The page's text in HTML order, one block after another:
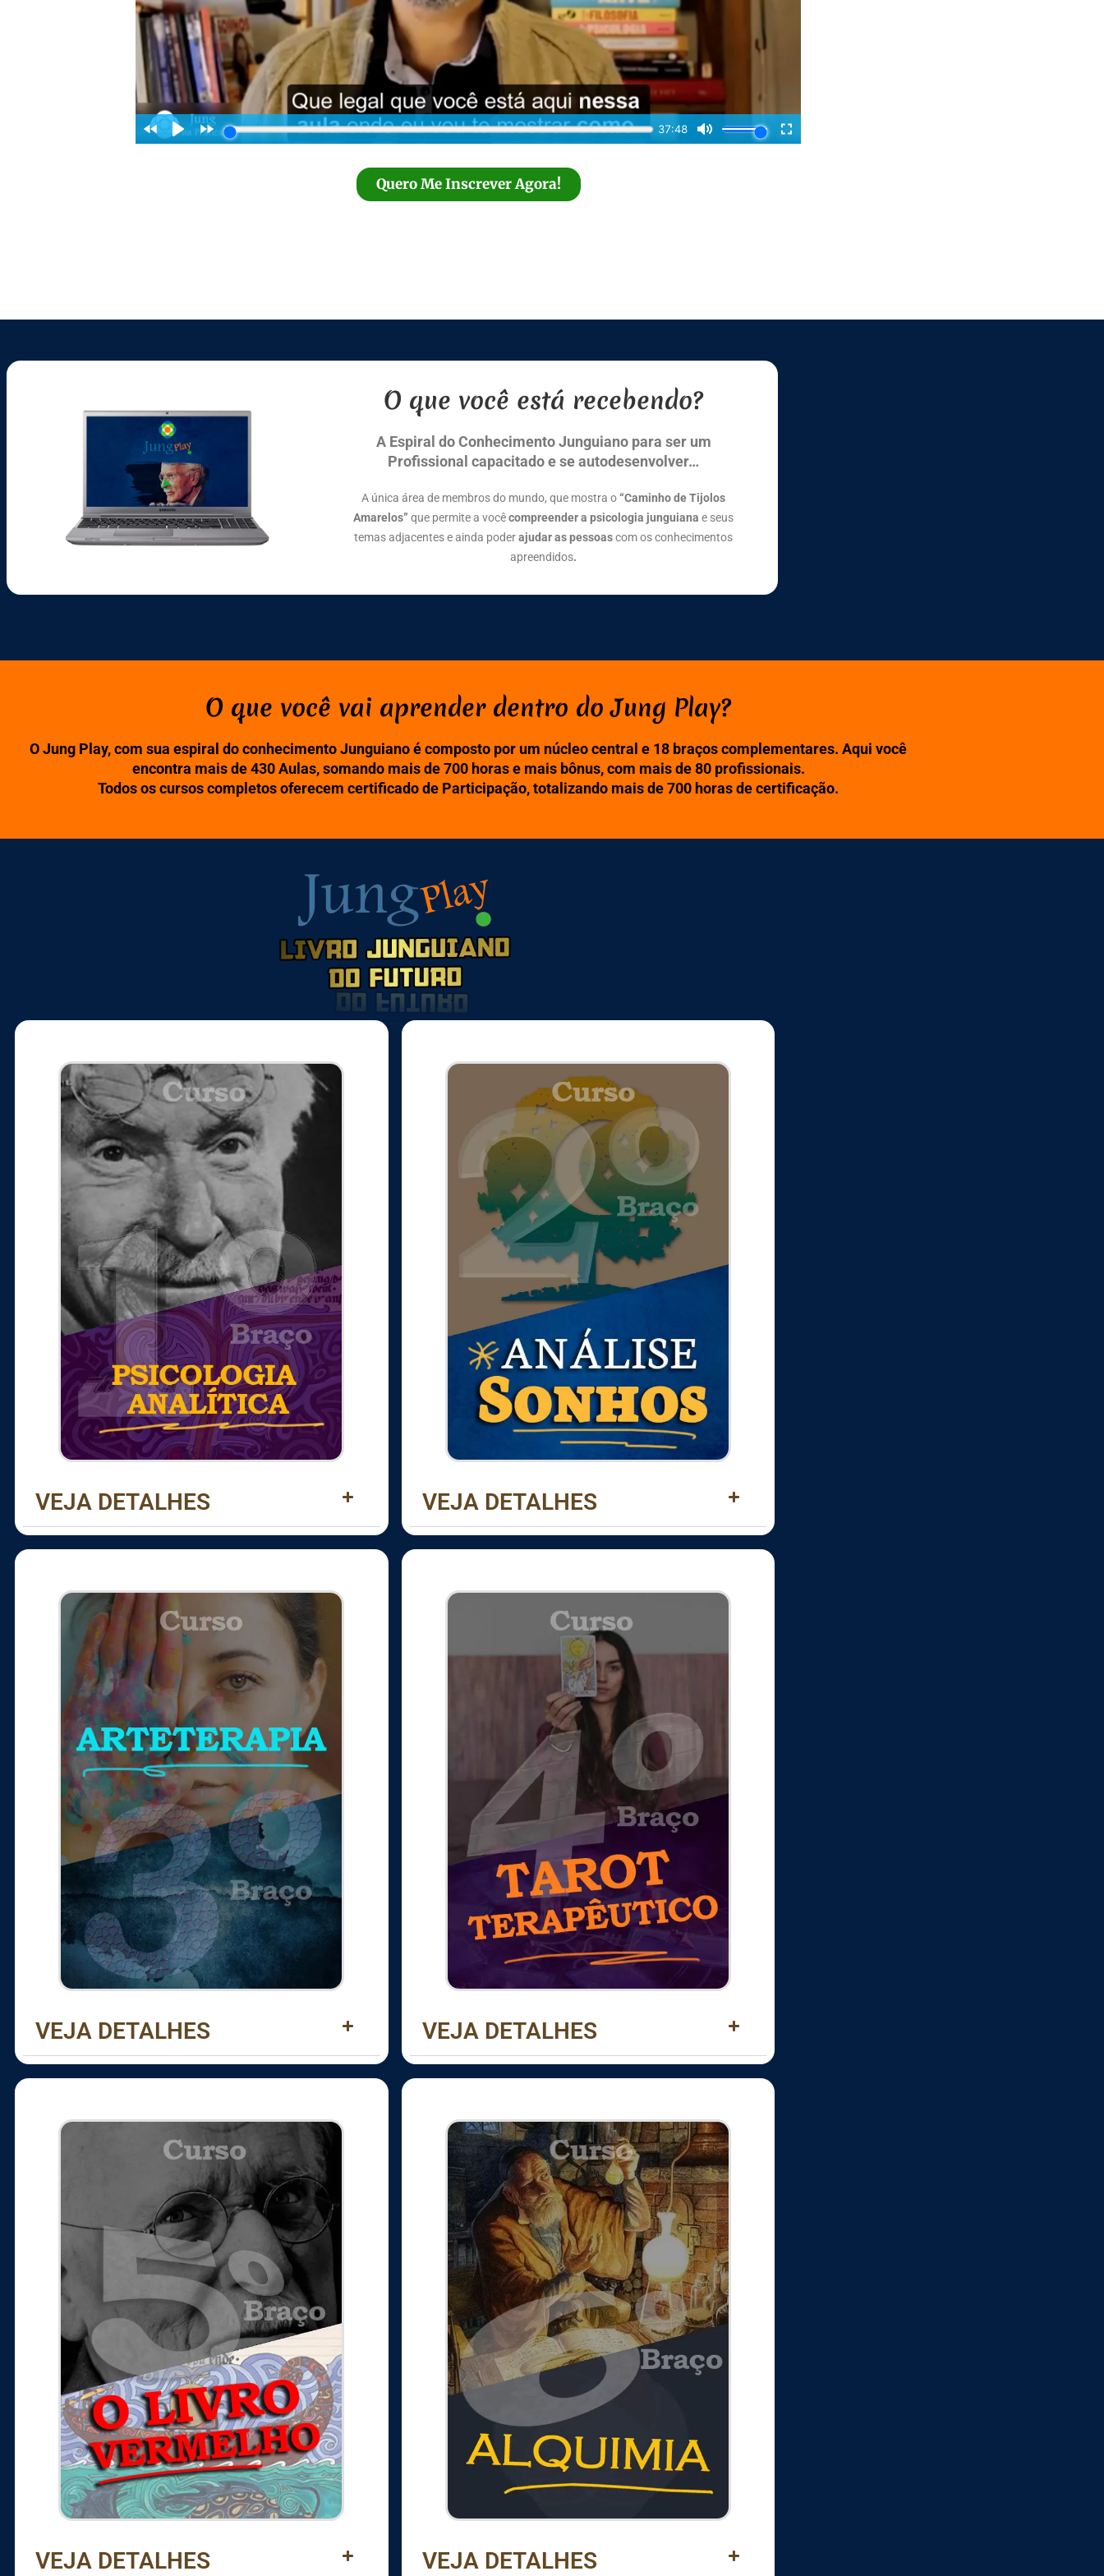
Quero Me Inscrever Agora!
O que você está recebendo?
A Espiral do Conhecimento Junguiano para ser um
Profissional capacitado e se autodesenvolver…
A única área de membros do mundo, que mostra o“Caminho de Tijolos
Amarelos” que permite a vocêcompreender a psicologia junguiana e seus
temas adjacentes e ainda poderajudar as pessoascom os conhecimentos
apreendidos.
O que você vai aprender dentro do Jung Play?
O Jung Play, com sua espiral do conhecimento Junguiano é composto por um núcleo central e 18 braços complementares. Aqui você
encontra mais de 430 Aulas, somando mais de 700 horas e mais bônus, com mais de 80 profissionais.
Todos os cursos completos oferecem certificado de Participação, totalizando mais de 700 horas de certificação.
VEJA DETALHES VEJA DETALHES
VEJA DETALHES VEJA DETALHES
VEJA DETALHES VEJA DETALHES